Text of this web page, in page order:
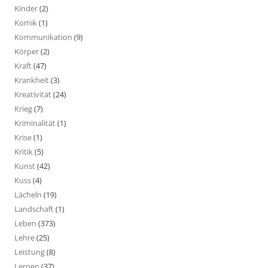
Kinder(2)
Komik(1)
Kommunikation (9)
Körper(2)
Kraft(47)
Krankheit(3)
Kreativität(24)
Krieg(7)
Kriminalität(1)
Krise(1)
Kritik(5)
Kunst(42)
Kuss(4)
Lächeln (19)
Landschaft(1)
Leben (373)
Lehre(25)
Leistung(8)